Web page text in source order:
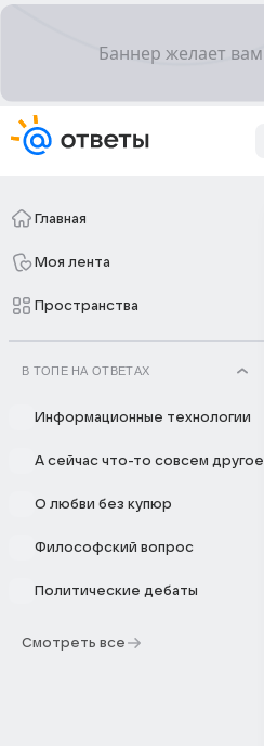
Главная
Моя лента
Пространства
В ТОПЕ НА ОТВЕТАХ
Информационные технологии
А сейчас что-то совсем другое
О любви без купюр
Философский вопрос
Политические дебаты
Смотреть все